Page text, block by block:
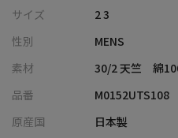
ープを施しているのも注目ポイ
け防止のために、プリント生地
細かい配慮もされています。
生地には吸水性のあるやや厚手
用。やわらかくナチュラルな風
染みます。
サイズ
2 3
性別
MENS
素材
30/2 天竺 綿
品番
M0152UTS108
原産国
日本製